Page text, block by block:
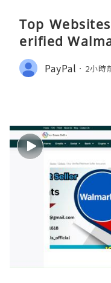
Top
erified
PayPal 2小時